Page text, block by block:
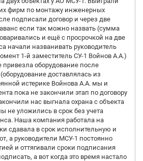
фирм по монтажу инженерных
подписали договор и через две
если так можно назвать (сумма
и ещё с просрочкой на две
начали названивать руководитель
1-й заместитель СУ-1 Войнов А.А.)
оборудование после
доставлялась из
истерике Войнова А.А. мы и
пока не закончили этап по договору
нас выгнала охрана с объекта
не уложились в срок без учета
Наша компания работала на
сдавала в срок исполнительную и
а руководители МСУ-1 постоянно
и оттягивали сроки подписания
а вот когда это время настало